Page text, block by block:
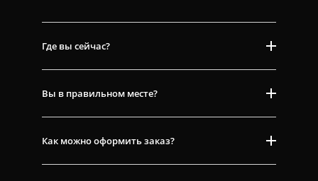
Где вы сейчас?
Вы в правильном месте?
Как можно оформить заказ?